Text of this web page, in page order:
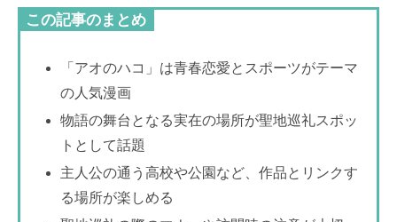
この記事のまとめ
「アオのハコ」は青春恋愛とスポーツがテーマ
の人気漫画
物語の舞台となる実在の場所が聖地巡礼スポッ
トとして話題
主人公の通う高校や公園など、作品とリンクす
る場所が楽しめる